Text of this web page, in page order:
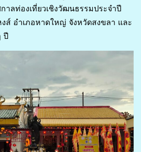
าลท่องเที่ยวเชิงวัฒนธรรมประจำปี
ส์ อำเภอหาดใหญ่ จังหวัดสงขลา และ
ปี